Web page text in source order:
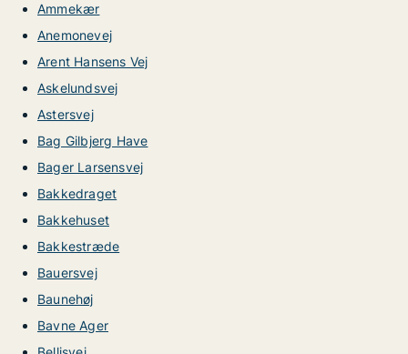
Ammekær
Anemonevej
Arent Hansens Vej
Askelundsvej
Astersvej
Bag Gilbjerg Have
Bager Larsensvej
Bakkedraget
Bakkehuset
Bakkestræde
Bauersvej
Baunehøj
Bavne Ager